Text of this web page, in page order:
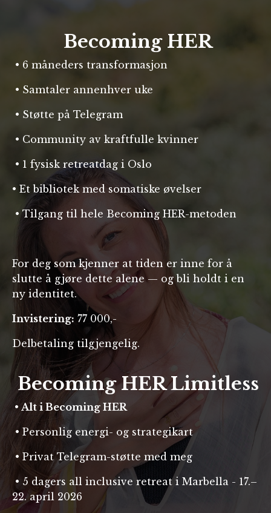
Becoming HER
• 6 måneders transformasjon
• Samtaler annenhver uke
• Støtte på Telegram
• Community av kraftfulle kvinner
• 1 fysisk retreatdag i Oslo
• Et bibliotek med somatiske øvelser
• Tilgang til hele Becoming HER-metoden
For deg som kjenner at tiden er inne for å
slutte å gjøre dette alene — og bli holdt i en
ny identitet.
Invistering: 77 000,-
Delbetaling tilgjengelig.
Becoming HER Limitless
• Alt i Becoming HER
• Personlig energi- og strategikart
• Privat Telegram-støtte med meg
• 5 dagers all inclusive retreat i Marbella - 17.–
22. april 2026